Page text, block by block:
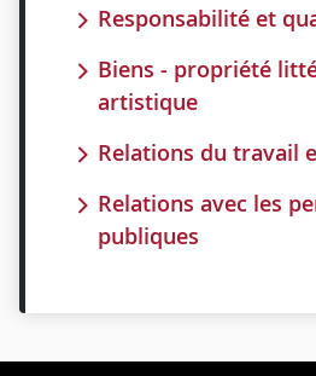
Responsabilité et
Biens - propriété
artistique
Relations du travail
Relations avec les
publiques